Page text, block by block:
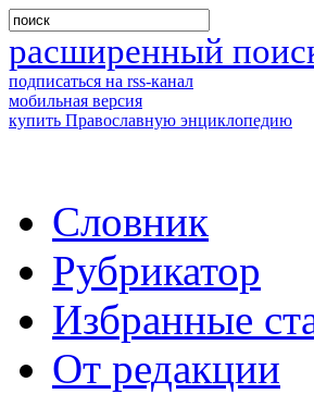
расширенный
подписаться на rss-канал
мобильная версия
купить Православную энциклопедию
Словник
Рубрикатор
Избранные
От редакции